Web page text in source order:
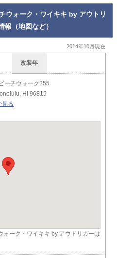
ウォーク・ワイキキ by アウトリ
報（地図など）
2014年10月現在
改装年
ーチウォーク255
HI 96815
見る
ォーク・ワイキキ by アウトリガーは